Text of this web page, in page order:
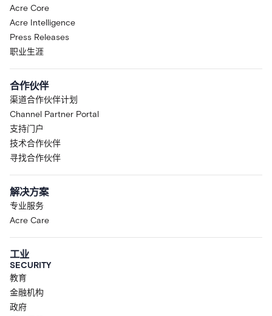
Acre Core
Acre Intelligence
Press Releases
职业生涯
合作伙伴
渠道合作伙伴计划
Channel Partner Portal
支持门户
技术合作伙伴
寻找合作伙伴
解决方案
专业服务
Acre Care
工业
SECURITY
教育
金融机构
政府